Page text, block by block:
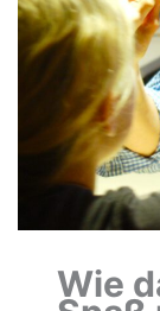
Wie